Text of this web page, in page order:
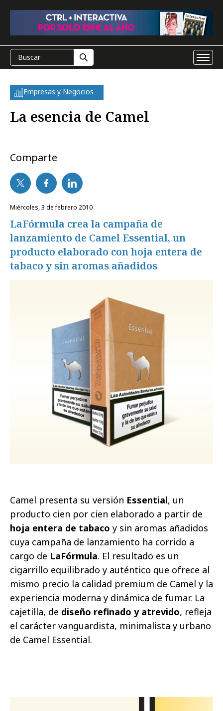
Empresas y Negocios
La esencia de Camel
Comparte
miércoles, 3 de febrero 2010
LaFórmula crea la campaña de
lanzamiento de Camel Essential, un
producto elaborado con hoja entera de
tabaco y sin aromas añadidos
Camel presenta su versión Essential, un
producto cien por cien elaborado a partir de
hoja entera de tabaco y sin aromas añadidos
cuya campaña de lanzamiento ha corrido a
cargo de LaFórmula. El resultado es un
cigarrillo equilibrado y auténtico que ofrece al
mismo precio la calidad premium de Camel y la
experiencia moderna y dinámica de fumar. La
cajetilla, de diseño refinado y atrevido, refleja
el carácter vanguardista, minimalista y urbano
de Camel Essential.